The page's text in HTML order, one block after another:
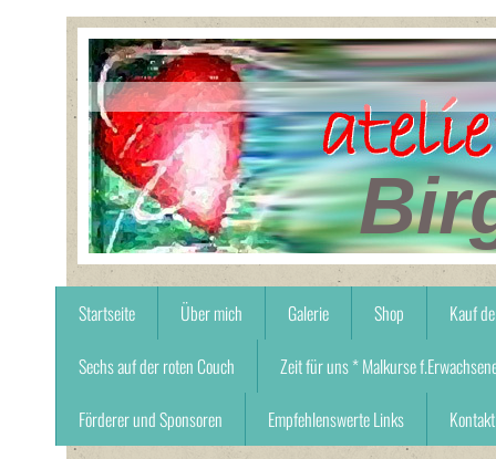
Startseite Über mich Galerie Shop
Kauf
Sechs auf der roten Couch
Zeit für uns * Malkurse
Förderer und Sponsoren
Empfehlenswerte Links Kontakt